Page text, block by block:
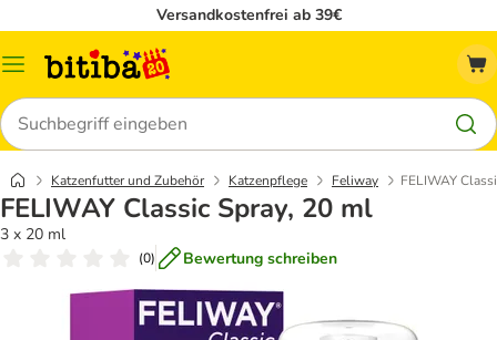
Versandkostenfrei ab 39€
Menü
Suchen
Katzenfutter und Zubehör Katzenpflege Feliway FELIWAY
FELIWAY Classic Spray, 20 ml
3 x 20 ml
(0) Bewertung schreiben